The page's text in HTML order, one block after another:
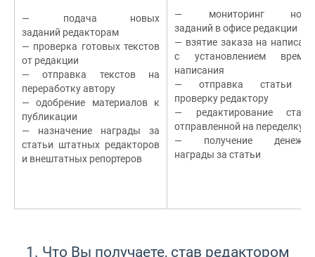
— подача новых
заданий редакторам
— проверка готовых текстов
от редакции
— отправка текстов на
переработку автору
— одобрение материалов к
публикации
— назначение награды за
статьи штатных редакторов
и внештатных репортеров
— мониторинг
заданий в офисе редакции
— взятие заказа на
с установлением
написания
— отправка статьи
проверку редактору
— редактирование
отправленной на переделку
— получение
награды за статьи
1. Что Вы получаете, став редактором